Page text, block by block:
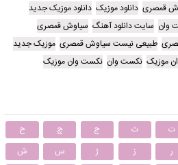
قمصری دانلود موزیک دانلود موزیک جدید
وان سایت دانلود آهنگ سیاوش قمصری
طبیعی نیست سیاوش قمصری موزیک جدید
موزیک نکست وان نکست وان موزیک
ت ث ج چ
ح
ر ز ژ س
ش